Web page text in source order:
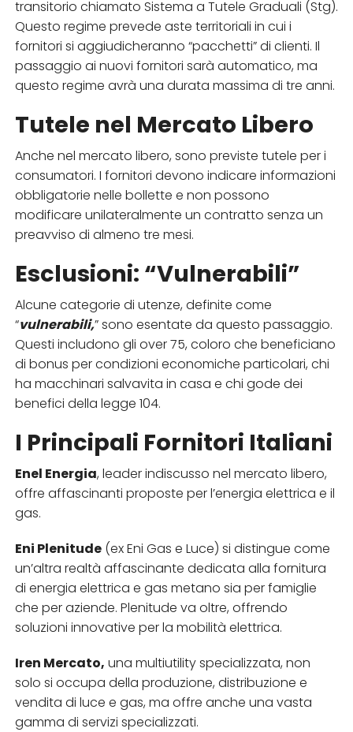
transitorio chiamato Sistema a Tutele Graduali (Stg).
Questo regime prevede aste territoriali in cui i
fornitori si aggiudicheranno “pacchetti” di clienti. Il
passaggio ai nuovi fornitori sarà automatico, ma
questo regime avrà una durata massima di tre anni.
Tutele nel Mercato Libero
Anche nel mercato libero, sono previste tutele per i
consumatori. I fornitori devono indicare informazioni
obbligatorie nelle bollette e non possono
modificare unilateralmente un contratto senza un
preavviso di almeno tre mesi.
Esclusioni: “Vulnerabili”
Alcune categorie di utenze, definite come
“vulnerabili,” sono esentate da questo passaggio.
Questi includono gli over 75, coloro che beneficiano
di bonus per condizioni economiche particolari, chi
ha macchinari salvavita in casa e chi gode dei
benefici della legge 104.
I Principali Fornitori Italiani
Enel Energia, leader indiscusso nel mercato libero,
offre affascinanti proposte per l’energia elettrica e il
gas.
Eni Plenitude(ex Eni Gas e Luce) si distingue come
un’altra realtà affascinante dedicata alla fornitura
di energia elettrica e gas metano sia per famiglie
che per aziende. Plenitude va oltre, offrendo
soluzioni innovative per la mobilità elettrica.
Iren Mercato, una multiutility specializzata, non
solo si occupa della produzione, distribuzione e
vendita di luce e gas, ma offre anche una vasta
gamma di servizi specializzati.